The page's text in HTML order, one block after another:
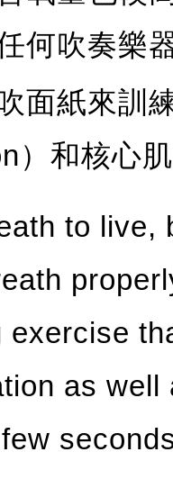
何吹奏樂
面紙來訓
）和核心
to live,
exercise
as